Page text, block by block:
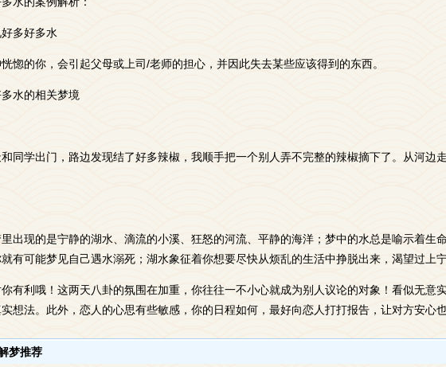
多好多水
惚的你，会引起父母或上司/老师的担心，并因此失去某些应该得到的东西。
水的相关梦境
同学出门，路边发现结了好多辣椒，我顺手把一个别人弄不完整的辣椒摘下了。从河边
出现的是宁静的湖水、滴流的小溪、狂怒的河流、平静的海洋；梦中的水总是喻示着生
有可能梦见自己遇水溺死；湖水象征着你想要尽快从烦乱的生活中挣脱出来，渴望过上宁
有利哦！这两天八卦的氛围在加重，你往往一不小心就成为别人议论的对象！看似无意
想法。此外，恋人的心思有些敏感，你的日程如何，最好向恋人打打报告，让对方安心也
梦推荐